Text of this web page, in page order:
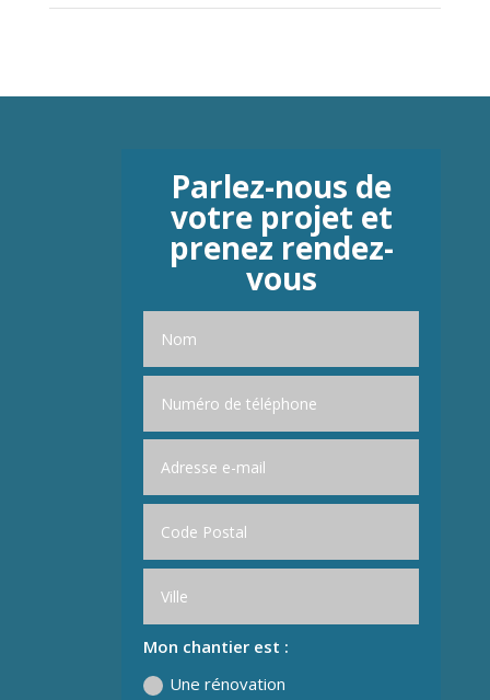
Parlez-nous de
votre projet et
prenez rendez-
vous
Mon chantier est :
Une rénovation